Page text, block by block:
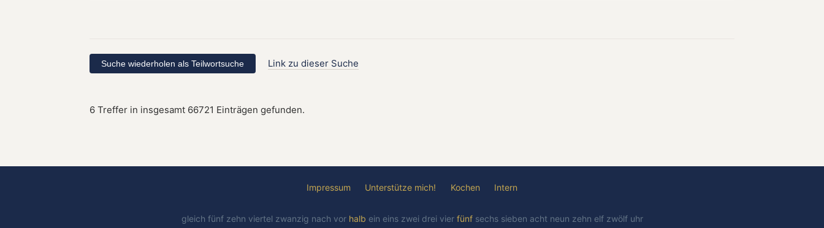
Link zu dieser Suche
6 Treffer in insgesamt 66721 Einträgen gefunden.
Impressum Unterstütze mich! Kochen Intern
gleich fünf zehn viertel zwanzig nach vor halb ein eins zwei drei vier fünf sechs sieben acht neun zehn elf zwölf uhr